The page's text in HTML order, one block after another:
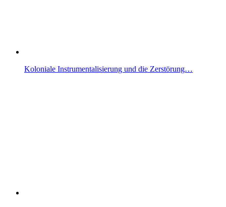
Koloniale Instrumentalisierung und die Zerstörung…